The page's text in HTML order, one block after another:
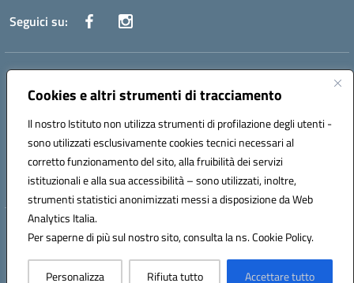
Cookies e altri strumenti di tracciamento
Il nostro Istituto non utilizza strumenti di profilazione degli utenti -
sono utilizzati esclusivamente cookies tecnici necessari al
corretto funzionamento del sito, alla fruibilità dei servizi
istituzionali e alla sua accessibilità – sono utilizzati, inoltre,
strumenti statistici anonimizzati messi a disposizione da Web
Analytics Italia.
Per saperne di più sul nostro sito, consulta la ns. Cookie Policy.
Personalizza Rifiuta tutto Accettare tutto
Seguici su:
Indirizzo:
Centralino:0924 534873 Salemi - 0924534879 Partanna
Posta elettronica certificata (PEC):tpis002005@pec.istruzione.it
Codice fiscale: 90000320813
Codice meccanografico: TPIS002005
Hosting & Powered by 3D Solution S.r.l.
Concept & Design by Designers Italia